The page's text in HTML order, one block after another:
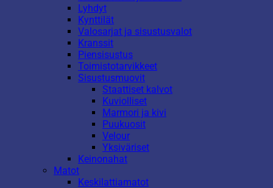
Lyhdyt
Kynttilät
Valosarjat ja sisustusvalot
Kranssit
Piensisustus
Toimistotarvikkeet
Sisustusmuovit
Staattiset kalvot
Kuviolliset
Marmori ja kivi
Puukuosit
Velour
Yksiväriset
Keinonahat
Matot
Keskilattiamatot